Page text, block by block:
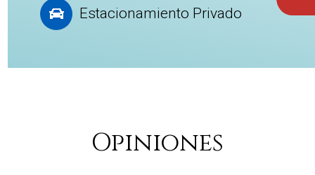
Estacionamiento Privado
Opiniones